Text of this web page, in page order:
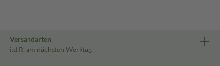
Versandarten
i.d.R. am nächsten Werktag